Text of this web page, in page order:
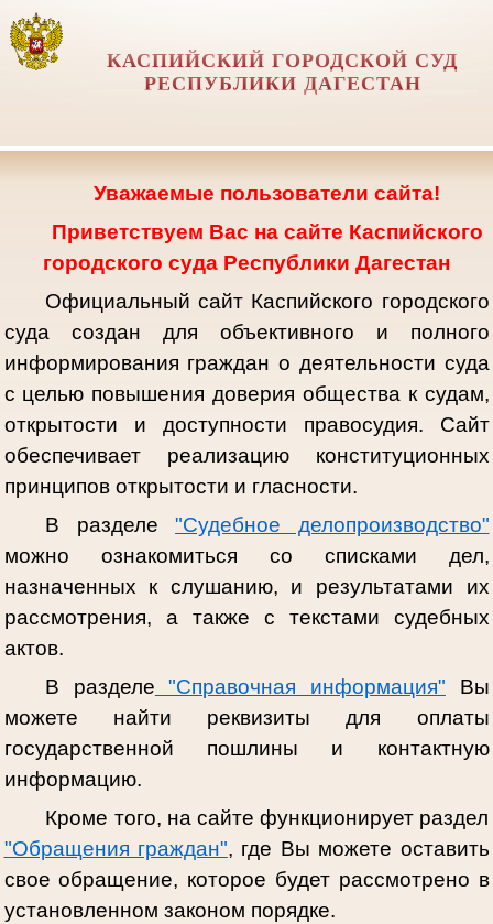
КАСПИЙСКИЙ ГОРОДСКОЙ СУД
РЕСПУБЛИКИ ДАГЕСТАН
Уважаемые пользователи сайта!
Приветствуем Вас на сайте Каспийского
городского суда Республики Дагестан
Официальный сайт Каспийского городского
суда создан для объективного и полного
информирования граждан о деятельности суда
с целью повышения доверия общества к судам,
открытости и доступности правосудия. Сайт
обеспечивает реализацию конституционных
принципов открытости и гласности.
В разделе"Судебное делопроизводство"
можно ознакомиться со списками дел,
назначенных к слушанию, и результатами их
рассмотрения, а также с текстами судебных
актов.
В разделе "Справочная информация" Вы
можете найти реквизиты для оплаты
государственной пошлины и контактную
информацию.
Кроме того, на сайте функционирует раздел
"Обращения граждан", где Вы можете оставить
свое обращение, которое будет рассмотрено в
установленном законом порядке.